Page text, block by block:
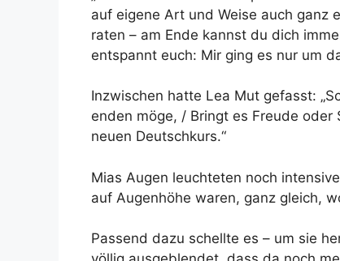
auf eigene Art und Weise auch ganz
raten – am Ende kannst du dich
entspannt euch: Mir ging es nur um
Inzwischen hatte Lea Mut gefasst:
enden möge, / Bringt es Freude oder
neuen Deutschkurs.“
Mias Augen leuchteten noch
auf Augenhöhe waren, ganz gleich,
Passend dazu schellte es – um sie